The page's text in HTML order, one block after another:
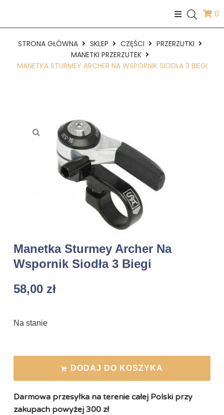
0
STRONA GŁÓWNA SKLEP CZĘŚCI
PRZERZUTKI
MANETKI PRZERZUTEK
MANETKA STURMEY ARCHER NA WSPORNIK SIODŁA 3 BIEGI
Manetka Sturmey Archer Na
Wspornik Siodła 3 Biegi
58,00 zł
Na stanie
DODAJ DO KOSZYKA
Darmowa przesyłka na terenie całej Polski przy
zakupach powyżej 300 zł